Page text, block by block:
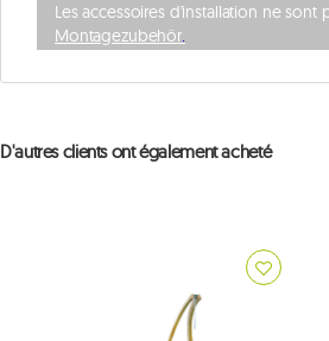
Les accessoires d'installation ne
Montagezubehör.
D'autres clients ont également acheté